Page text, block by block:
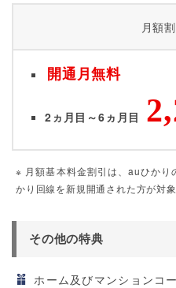
月額
開通月無料
2ヵ月目～6ヵ月目
※ 月額基本料金割引は、auひか
かり回線を新規開通された方が対象
その他の特典
ホーム及びマンションコ